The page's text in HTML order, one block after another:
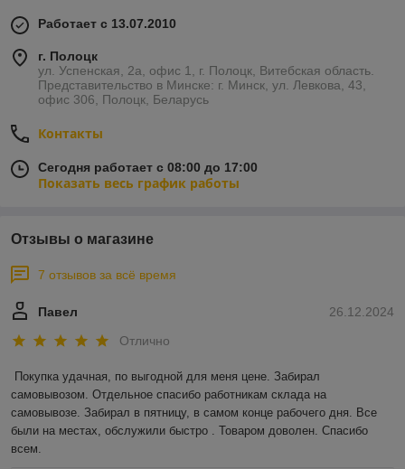
Работает с 13.07.2010
г. Полоцк
ул. Успенская, 2а, офис 1, г. Полоцк, Витебская область.
Представительство в Минске: г. Минск, ул. Левкова, 43,
офис 306, Полоцк, Беларусь
Контакты
Сегодня работает с 08:00 до 17:00
Показать весь график работы
Отзывы о магазине
7 отзывов за всё время
26.12.2024
Павел
Отлично
Покупка удачная, по выгодной для меня цене. Забирал
самовывозом. Отдельное спасибо работникам склада на
самовывозе. Забирал в пятницу, в самом конце рабочего дня. Все
были на местах, обслужили быстро . Товаром доволен. Спасибо
всем.